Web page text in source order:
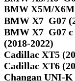
BMW X5M/
BMW X7 G07
BMW X7 G07 с
(2018-2022)
Cadillac XT5
Cadillac XT6
Changan UNI-K